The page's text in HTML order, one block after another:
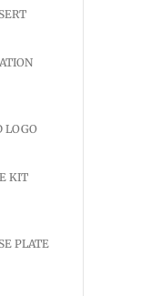
LOGO
KIT
PLATE